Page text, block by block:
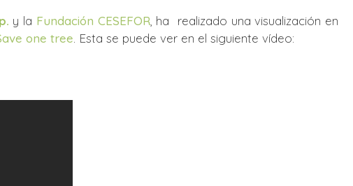
y la Fundación CESEFOR, ha realizado una visualización en
one tree . Esta se puede ver en el siguiente vídeo: